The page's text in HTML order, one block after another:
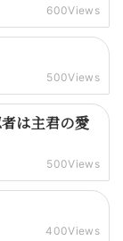
600Views
500Views
は主君の愛
500Views
400Views